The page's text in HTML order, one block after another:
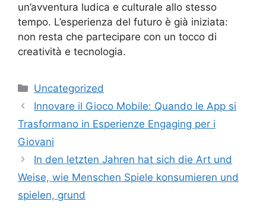
un’avventura ludica e culturale allo stesso
tempo. L’esperienza del futuro è già iniziata:
non resta che partecipare con un tocco di
creatività e tecnologia.
Uncategorized
Innovare il Gioco Mobile: Quando le App si
Trasformano in Esperienze Engaging per i
Giovani
In den letzten Jahren hat sich die Art und
Weise, wie Menschen Spiele konsumieren und
spielen, grund